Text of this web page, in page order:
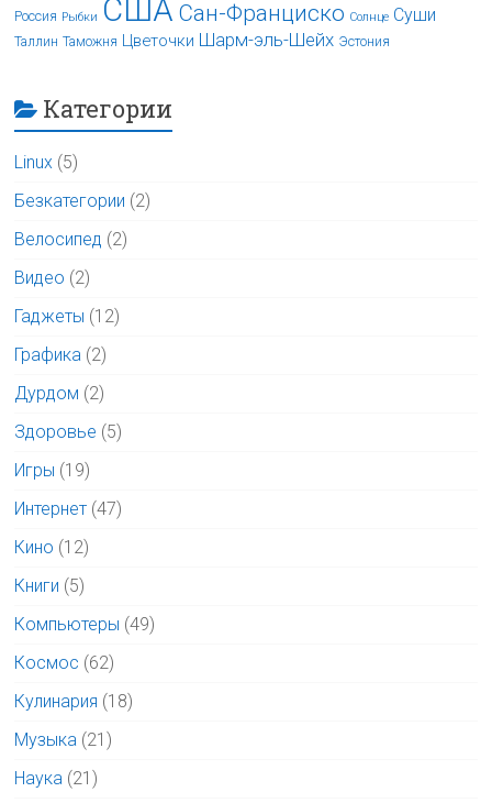
Россия Рыбки США Сан-Франциско Солнце Суши
Таллин Таможня Цветочки Шарм-эль-Шейх Эстония
Категории
Linux (5)
Безкатегории (2)
Велосипед (2)
Видео (2)
Гаджеты (12)
Графика (2)
Дурдом (2)
Здоровье (5)
Игры (19)
Интернет (47)
Кино (12)
Книги (5)
Компьютеры (49)
Космос (62)
Кулинария (18)
Музыка (21)
Наука (21)